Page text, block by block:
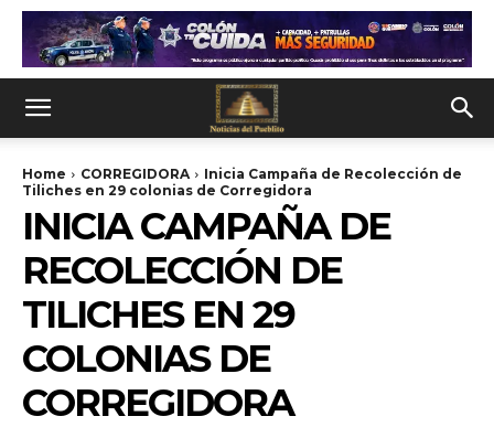
Home CORREGIDORA
Inicia Campaña de Recolección de
Tiliches en 29 colonias de Corregidora
INICIA CAMPAÑA DE
RECOLECCIÓN DE
TILICHES EN 29
COLONIAS DE
CORREGIDORA